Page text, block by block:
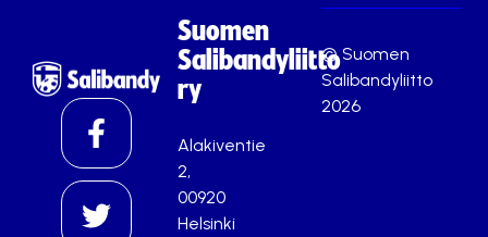
Suomen
Salibandyliitto
ry
Alakiventie
2,
00920
Helsinki
© Suomen
Salibandyliitto
2026